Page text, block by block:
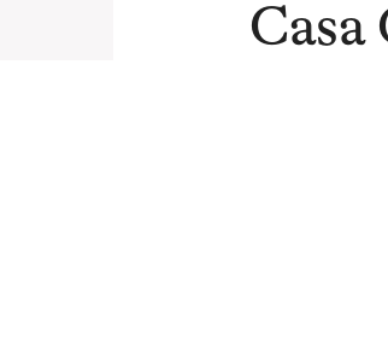
Casa